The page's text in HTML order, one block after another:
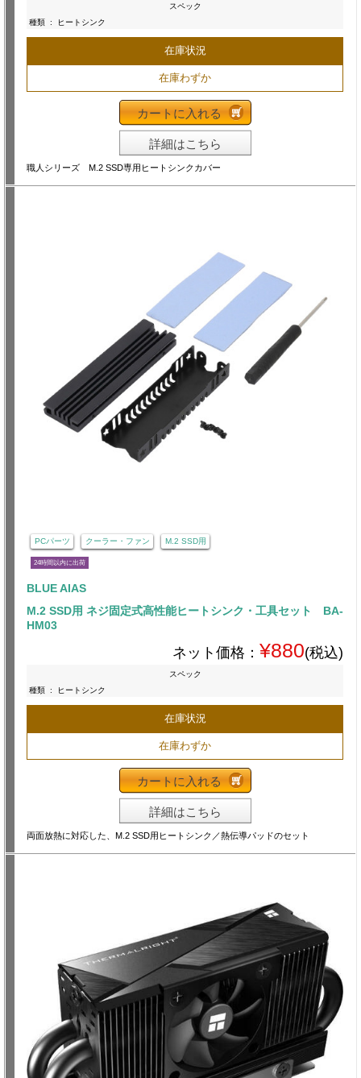
スペック
種類 : ヒートシンク
在庫状況
在庫わずか
カートに入れる
詳細はこちら
職人シリーズ M.2 SSD専用ヒートシンクカバー
PCパーツ クーラー・ファン M.2 SSD用
24時間以内に出荷
BLUE AIAS
M.2 SSD用 ネジ固定式高性能ヒートシンク・工具セット BA-
HM03
ネット価格： ¥880(税込)
スペック
種類 : ヒートシンク
在庫状況
在庫わずか
カートに入れる
詳細はこちら
両面放熱に対応した、M.2 SSD用ヒートシンク／熱伝導パッドのセット